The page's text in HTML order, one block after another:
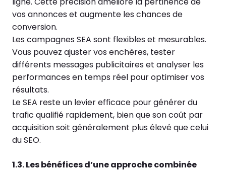
vos annonces et augmente les chances de
conversion.
Les campagnes SEA sont flexibles et mesurables.
Vous pouvez ajuster vos enchères, tester
différents messages publicitaires et analyser les
performances en temps réel pour optimiser vos
résultats.
Le SEA reste un levier efficace pour générer du
trafic qualifié rapidement, bien que son coût par
acquisition soit généralement plus élevé que celui
du SEO.
1.3. Les bénéfices d’une approche combinée